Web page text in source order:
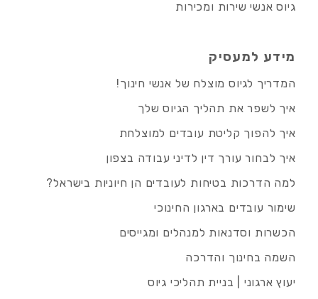
גיוס אנשי שירות ומכירות
מידע למעסיק
המדריך לגיוס מוצלח של אנשי חינוך!
איך לשפר את תהליך הגיוס שלך
איך להפוך קליטת עובדים למוצלחת
איך לבחור עורך דין לדיני עבודה בצפון
למה הדרכות בטיחות לעובדים הן חיוניות בישראל?
שימור עובדים בארגון החינוכי
הכשרות וסדנאות למנהלים ומגייסים
השמה בחינוך והדרכה
יעוץ ארגוני | בניית תהליכי גיוס